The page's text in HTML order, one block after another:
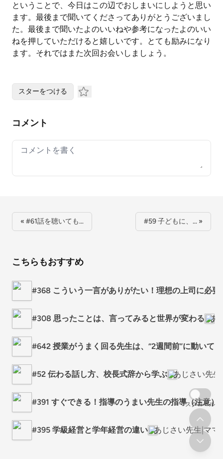
ということで、今日はこの辺でおしまいにしようと思い
ます。最後まで聞いてくださってありがとうございまし
た。最後まで聞いたよのいいねや参考になったよのいい
ねを押していただけると嬉しいです。とても励みになり
ます。それではまた次回お会いしましょう。
スターをつける
コメント
Your comment
« #61話を聴いても… #59 子どもに、… »
こちらもおすすめ
#368 こういう一言がありがたい！理想の上司に必要
#308 思ったことは、言ってみると世界が変わる あ
#642 授業がうまく回る先生は、“2週間前”に動いて
#52 伝わる話し方、校長式辞から学ぶ あじさい先
#391 すぐできる！指導のうまい先生の指導（注意）
#395 学級経営と学年経営の違い あじさい先生|ママ
スクロール